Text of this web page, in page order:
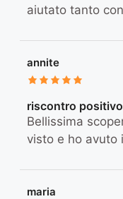
aiutato tanto
annite
riscontro positivo
Bellissima
visto e ho avuto
maria